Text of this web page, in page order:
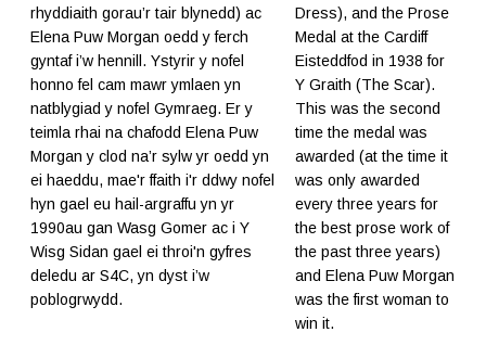
rhyddiaith gorau’r tair blynedd) ac
Elena Puw Morgan oedd y ferch
gyntaf i’w hennill. Ystyrir y nofel
honno fel cam mawr ymlaen yn
natblygiad y nofel Gymraeg. Er y
teimla rhai na chafodd Elena Puw
Morgan y clod na’r sylw yr oedd yn
ei haeddu, mae'r ffaith i'r ddwy nofel
hyn gael eu hail-argraffu yn yr
1990au gan Wasg Gomer ac i Y
Wisg Sidan gael ei throi'n gyfres
deledu ar S4C, yn dyst i’w
poblogrwydd.
Dress), and the Prose
Medal at the Cardiff
Eisteddfod in 1938 for
Y Graith (The Scar).
This was the second
time the medal was
awarded (at the time it
was only awarded
every three years for
the best prose work of
the past three years)
and Elena Puw Morgan
was the first woman to
win it.